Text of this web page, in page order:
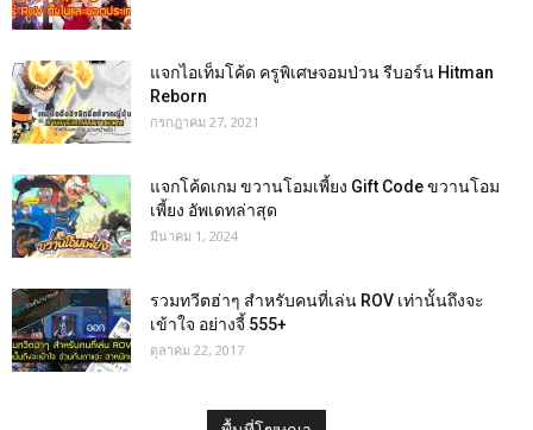
แจกไอเท็มโค้ด ครูพิเศษจอมป่วน รีบอร์น Hitman
Reborn
กรกฎาคม 27, 2021
แจกโค้ดเกม ขวานโอมเพี้ยง Gift Code ขวานโอม
เพี้ยง อัพเดทล่าสุด
มีนาคม 1, 2024
รวมทวีตฮ่าๆ สำหรับคนที่เล่น ROV เท่านั้นถึงจะ
เข้าใจ อย่างจี้ 555+
ตุลาคม 22, 2017